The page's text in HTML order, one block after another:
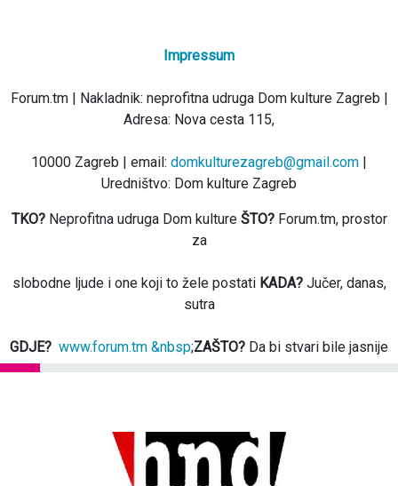
Impressum
Forum.tm | Nakladnik: neprofitna udruga Dom kulture Zagreb |
Adresa: Nova cesta 115,
10000 Zagreb | email: domkulturezagreb@gmail.com
Uredništvo: Dom kulture Zagreb
TKO?Neprofitna udruga Dom kulture ŠTO?Forum.tm, prostor
za
slobodne ljude i one koji to žele postati KADA?Jučer, danas,
sutra
GDJE? www.forum.tm &nbsp;ZAŠTO? Da bi stvari bile jasnije